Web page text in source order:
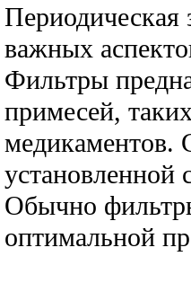
Периодическая
важных
Фильтры
примесей,
медикаментов.
установленной
Обычно
оптимальной